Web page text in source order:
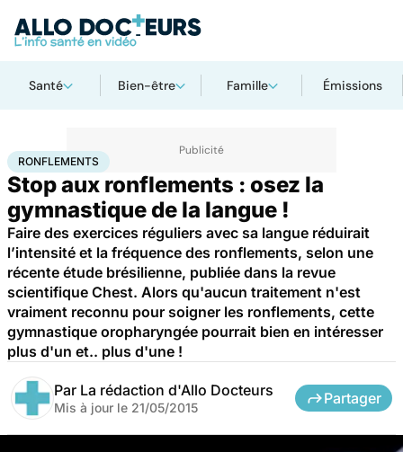
Santé Bien-être Famille Émissions
Accueil SantéRonflements
RONFLEMENTS
Stop aux ronflements : osez la
gymnastique de la langue !
Faire des exercices réguliers avec sa langue réduirait
l’intensité et la fréquence des ronflements, selon une
récente étude brésilienne, publiée dans la revue
scientifique Chest. Alors qu'aucun traitement n'est
vraiment reconnu pour soigner les ronflements, cette
gymnastique oropharyngée pourrait bien en intéresser
plus d'un et.. plus d'une !
Par La rédaction d'Allo Docteurs
Mis à jour le 21/05/2015
Partager